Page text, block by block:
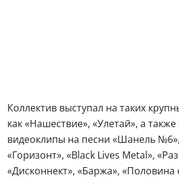
Коллектив выступал на таких
как «Нашествие», «Улетай», а
видеоклипы на песни «Шанель
«Горизонт», «Black Lives Metal»,
«Дисконнект», «Баржа», «Половина